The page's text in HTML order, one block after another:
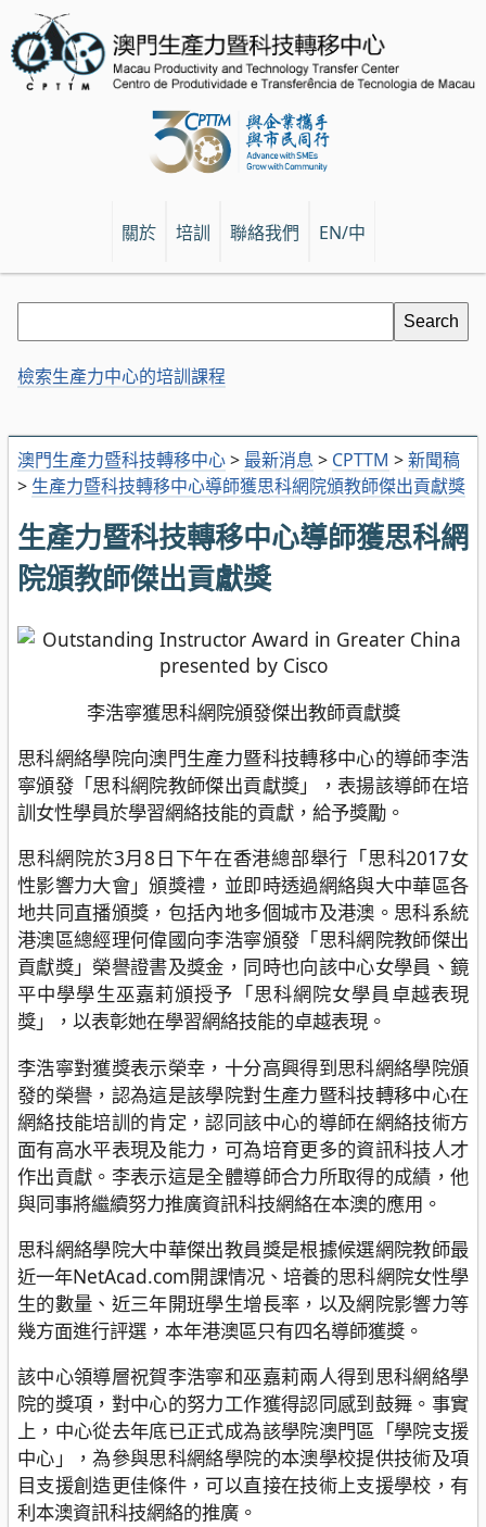
關於 培訓 聯絡我們 EN/中
澳門生產力暨科技轉移中心> 最新消息 > CPTTM >新聞稿
> 生產力暨科技轉移中心導師獲思科網院頒教師傑出貢獻獎
生產力暨科技轉移中心導師獲思科網
院頒教師傑出貢獻獎
李浩寧獲思科網院頒發傑出教師貢獻獎
思科網絡學院向澳門生產力暨科技轉移中心的導師李浩
寧頒發「思科網院教師傑出貢獻獎」，表揚該導師在培
訓女性學員於學習網絡技能的貢獻，給予獎勵。
思科網院於3月8日下午在香港總部舉行「思科2017女
性影響力大會」頒獎禮，並即時透過網絡與大中華區各
地共同直播頒獎，包括內地多個城市及港澳。思科系統
港澳區總經理何偉國向李浩寧頒發「思科網院教師傑出
貢獻獎」榮譽證書及獎金，同時也向該中心女學員、鏡
平中學學生巫嘉莉頒授予「思科網院女學員卓越表現
獎」，以表彰她在學習網絡技能的卓越表現。
李浩寧對獲獎表示榮幸，十分高興得到思科網絡學院頒
發的榮譽，認為這是該學院對生產力暨科技轉移中心在
網絡技能培訓的肯定，認同該中心的導師在網絡技術方
面有高水平表現及能力，可為培育更多的資訊科技人才
作出貢獻。李表示這是全體導師合力所取得的成績，他
與同事將繼續努力推廣資訊科技網絡在本澳的應用。
思科網絡學院大中華傑出教員獎是根據候選網院教師最
近一年NetAcad.com開課情况、培養的思科網院女性學
生的數量、近三年開班學生增長率，以及網院影響力等
幾方面進行評選，本年港澳區只有四名導師獲獎。
該中心領導層祝賀李浩寧和巫嘉莉兩人得到思科網絡學
院的獎項，對中心的努力工作獲得認同感到鼓舞。事實
上，中心從去年底已正式成為該學院澳門區「學院支援
中心」，為參與思科網絡學院的本澳學校提供技術及項
目支援創造更佳條件，可以直接在技術上支援學校，有
利本澳資訊科技網絡的推廣。
檢索生產力中心的培訓課程